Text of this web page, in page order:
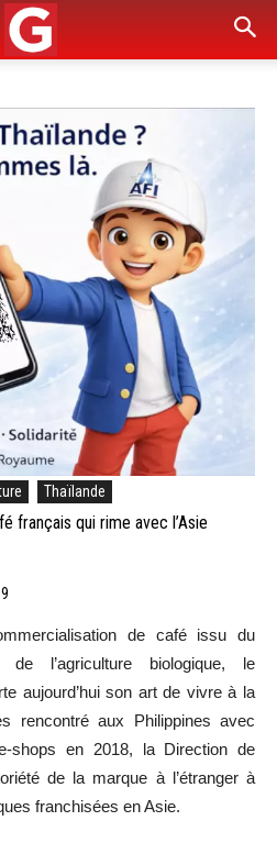
Thaïlande
français qui rime avec l’Asie
de café issu du
l’agriculture biologique, le
aujourd’hui son art de vivre à la
rencontré aux Philippines avec
shops en 2018, la Direction de
de la marque à l’étranger à
franchisées en Asie.